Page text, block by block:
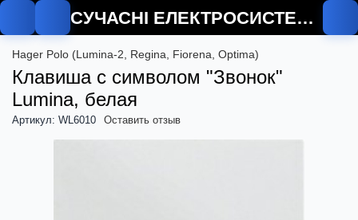
СУЧАСНІ ЕЛЕКТРОСИСТЕМИ
Hager Polo (Lumina-2, Regina, Fiorena, Optima)
Клавиша с символом "Звонок"
Lumina, белая
Артикул: WL6010 Оставить отзыв